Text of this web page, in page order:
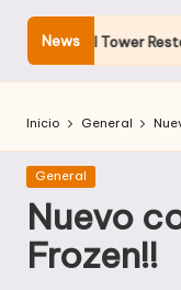
News
Tower Restaurant –
Inicio General
Publicada
General
Nuevo
Frozen!!